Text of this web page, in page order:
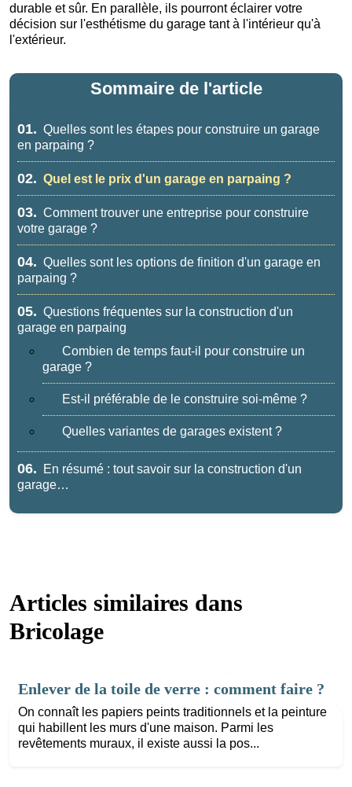
durable et sûr. En parallèle, ils pourront éclairer votre
décision sur l'esthétisme du garage tant à l'intérieur qu'à
l'extérieur.
Sommaire de l'article
01. Quelles sont les étapes pour construire un garage
en parpaing ?
02. Quel est le prix d'un garage en parpaing ?
03. Comment trouver une entreprise pour construire
votre garage ?
04. Quelles sont les options de finition d'un garage en
parpaing ?
05. Questions fréquentes sur la construction d'un
garage en parpaing
Combien de temps faut-il pour construire un
garage ?
Est-il préférable de le construire soi-même ?
Quelles variantes de garages existent ?
06.
En résumé : tout savoir sur la construction d'un
garage…
Articles similaires dans
Bricolage
Enlever de la toile de verre : comment faire ?
On connaît les papiers peints traditionnels et la peinture
qui habillent les murs d'une maison. Parmi les
revêtements muraux, il existe aussi la pos...